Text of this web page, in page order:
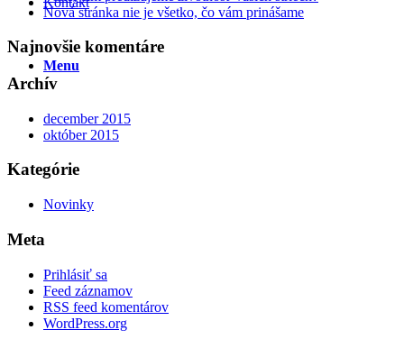
Menu
Nová stránka nie je všetko, čo vám prinášame
Najnovšie komentáre
Archív
december 2015
október 2015
Kategórie
Novinky
Meta
Prihlásiť sa
Feed záznamov
RSS feed komentárov
WordPress.org